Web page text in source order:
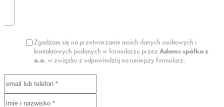
Zgadzam się na przetwarzanie moich danych osobowych i
kontaktowych podanych w formularzu przezAdams spółka z
o.o. w związku z odpowiedzią na niniejszy formularz.